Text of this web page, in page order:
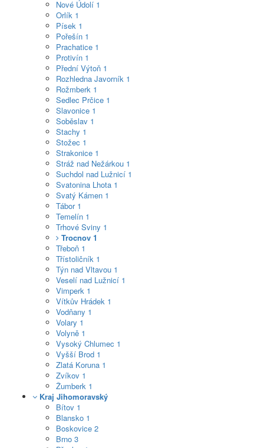
Nové Údolí 1
Orlík 1
Písek 1
Pořešín 1
Prachatice 1
Protivín 1
Přední Výtoň 1
Rozhledna Javorník 1
Rožmberk 1
Sedlec Prčice 1
Slavonice 1
Soběslav 1
Stachy 1
Stožec 1
Strakonice 1
Stráž nad Nežárkou 1
Suchdol nad Lužnicí 1
Svatonina Lhota 1
Svatý Kámen 1
Tábor 1
Temelín 1
Trhové Sviny 1
Trocnov 1
Třeboň 1
Třístoličník 1
Týn nad Vltavou 1
Veselí nad Lužnicí 1
Vimperk 1
Vítkův Hrádek 1
Vodňany 1
Volary 1
Volyně 1
Vysoký Chlumec 1
Vyšší Brod 1
Zlatá Koruna 1
Zvíkov 1
Žumberk 1
Kraj Jihomoravský
Bítov 1
Blansko 1
Boskovice 2
Brno 3